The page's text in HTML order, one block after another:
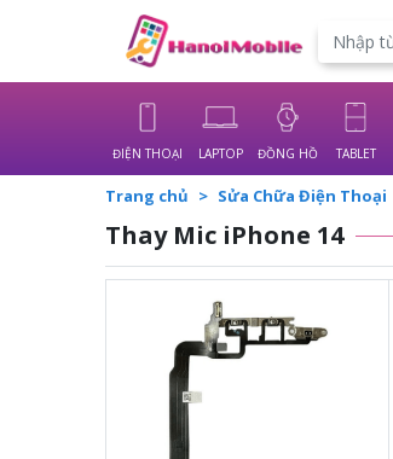
Translate
ĐIỆN THOẠI LAPTOP ĐỒNG HỒ TABLET
Trang chủ Sửa Chữa Điện Thoại
Thay Mic iPhone 14